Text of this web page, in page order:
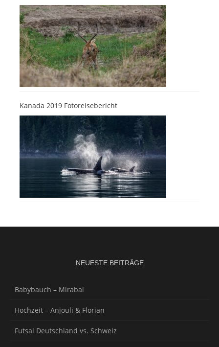
Kanada 2019 Fotoreisebericht
NEUESTE BEITRÄGE
Babybauch – Mirabai
Hochzeit – Anjouli & Florian
Futsal Deutschland vs. Schweiz